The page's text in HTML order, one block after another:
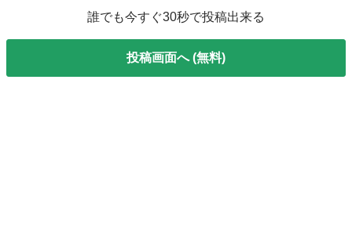
誰でも今すぐ30秒で投稿出来る
投稿画面へ (無料)